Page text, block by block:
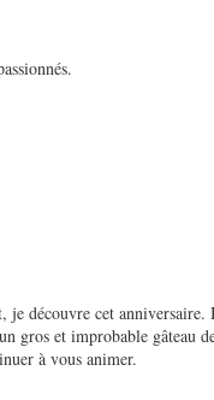
je découvre cet anniversaire.
gros et improbable gâteau
à vous animer.